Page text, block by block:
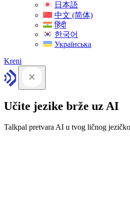
日本語
中文 (简体)
हिंदी
한국어
Українська
Kreni
Učite jezike brže uz AI
Talkpal pretvara AI u tvog ličnog